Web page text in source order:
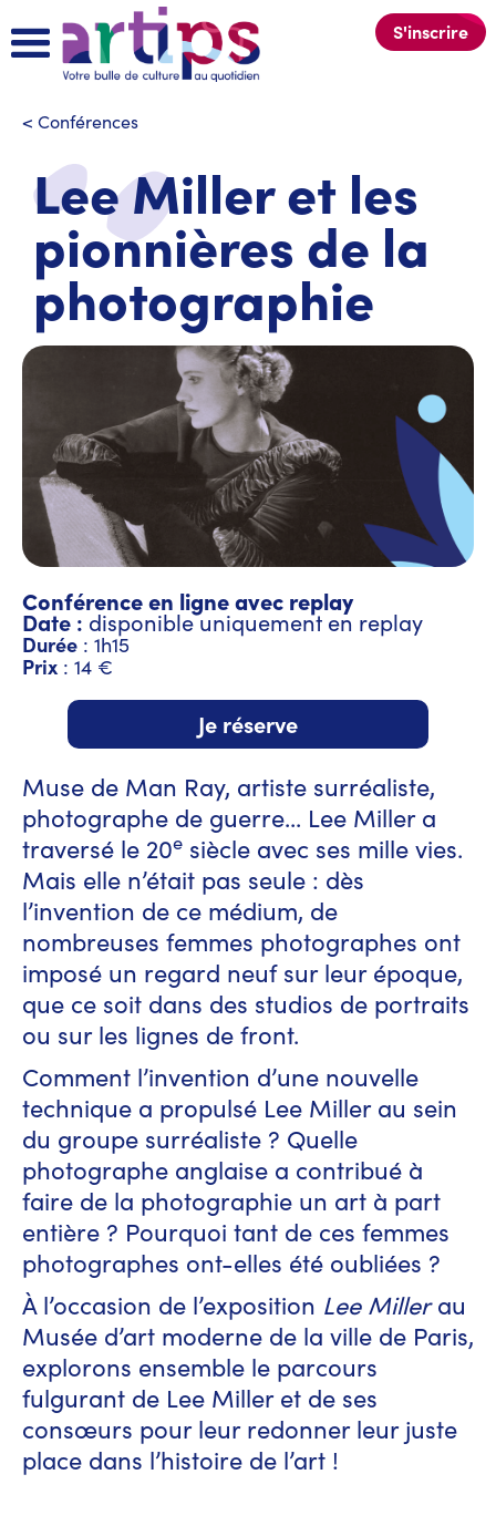
S'inscrire
< Conférences
Lee Miller et les
pionnières de la
photographie
Conférence en ligne avec replay
Date : disponible uniquement en replay
Durée : 1h15
Prix : 14 €
Je réserve
Muse de Man Ray, artiste surréaliste,
photographe de guerre... Lee Miller a
traversé le 20e siècle avec ses mille vies.
Mais elle n’était pas seule : dès
l’invention de ce médium, de
nombreuses femmes photographes ont
imposé un regard neuf sur leur époque,
que ce soit dans des studios de portraits
ou sur les lignes de front.
Comment l’invention d’une nouvelle
technique a propulsé Lee Miller au sein
du groupe surréaliste ? Quelle
photographe anglaise a contribué à
faire de la photographie un art à part
entière ? Pourquoi tant de ces femmes
photographes ont-elles été oubliées ?
À l’occasion de l’exposition Lee Millerau
Musée d’art moderne de la ville de Paris,
explorons ensemble le parcours
fulgurant de Lee Miller et de ses
consœurs pour leur redonner leur juste
place dans l’histoire de l’art !